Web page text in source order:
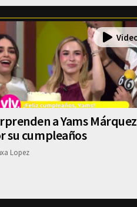
a Yams Márquez
su cumpleaños
Lopez